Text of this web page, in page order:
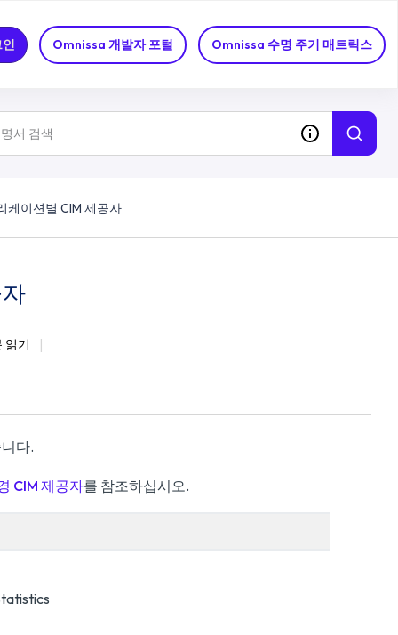
Omnissa 개발자 포털 Omnissa 수명 주기 매트릭스
인
케이션별 CIM 제공자
읽기
다.
CIM 제공자를 참조하십시오.